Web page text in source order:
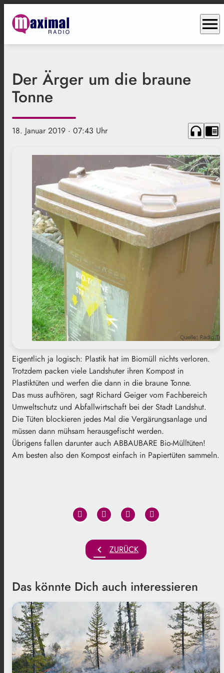
menu
Der Ärger um die braune
Tonne
18. Januar 2019 · 07:43 Uhr headphones chrome_reader_mode
Eigentlich ja logisch: Plastik hat im Biomüll nichts verloren.
Trotzdem packen viele Landshuter ihren Kompost in
Plastiktüten und werfen die dann in die braune Tonne.
Das muss aufhören, sagt Richard Geiger vom Fachbereich
Umweltschutz und Abfallwirtschaft bei der Stadt Landshut.
Die Tüten blockieren jedes Mal die Vergärungsanlage und
müssen dann mühsam herausgefischt werden.
Übrigens fallen darunter auch ABBAUBARE Bio-Mülltüten!
Am besten also den Kompost einfach in Papiertüten sammeln.
chevron_left ZURÜCK
Das könnte Dich auch interessieren
Freepik